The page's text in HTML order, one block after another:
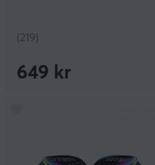
(219)
649 kr